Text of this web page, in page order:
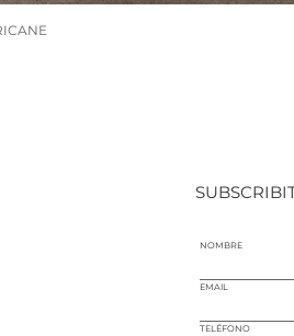
NOMBRE
EMAIL
TELÉFONO